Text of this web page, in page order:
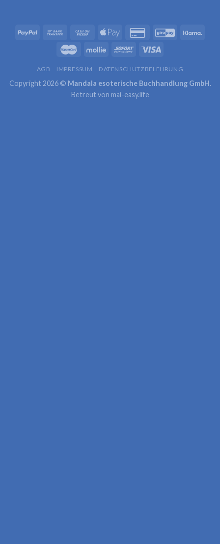
AGB IMPRESSUM DATENSCHUTZBELEHRUNG
Copyright 2026 © Mandala esoterische Buchhandlung GmbH.
Betreut von mai-easy.life